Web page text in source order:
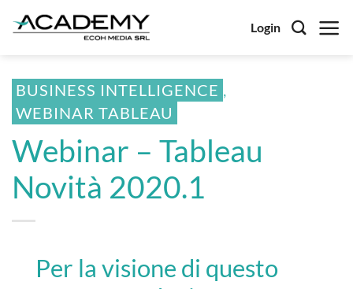
Salta
Login
BUSINESS INTELLIGENCE ,
WEBINAR TABLEAU
Webinar – Tableau
Novità 2020.1
Per la visione di questo